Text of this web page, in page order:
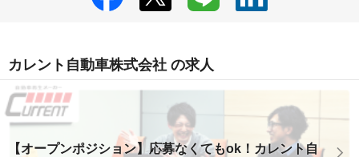
カレント自動車株式会社 の求人
【オープンポジション】応募なくてもok！カレント自